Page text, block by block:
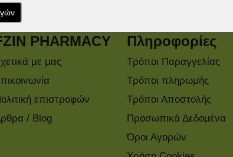
PHARMACY
με μας
επιστροφών
/ Blog
Πληροφορίες
Τρόποι Παραγγελίας
Τρόποι πληρωμής
Τρόποι Αποστολής
Προσωπικά Δεδομένα
Όροι Αγορών